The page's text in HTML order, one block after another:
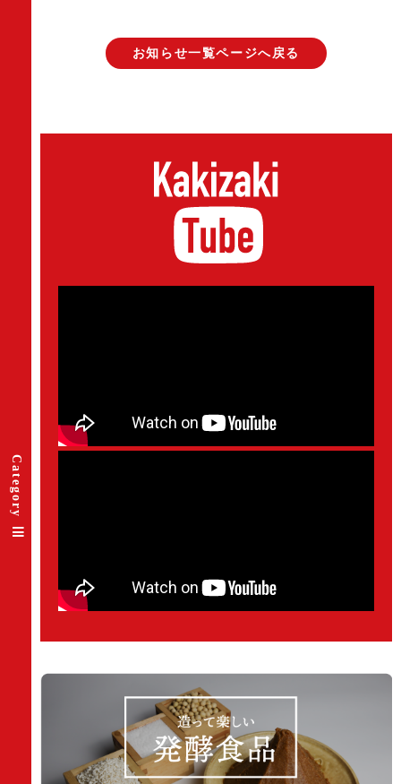
Category
お知らせ一覧ページへ戻る